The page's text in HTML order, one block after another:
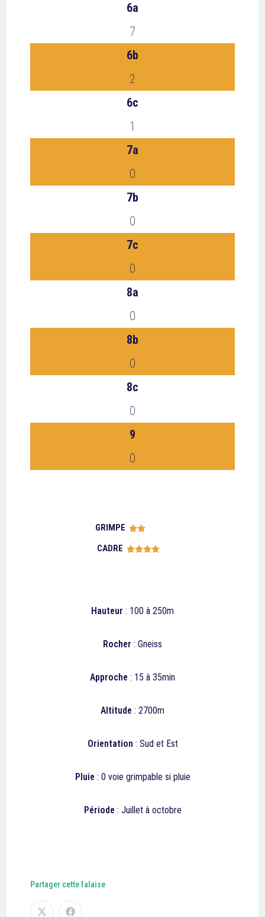
6a
7
6b
2
6c
1
7a
0
7b
0
7c
0
8a
0
8b
0
8c
0
9
0
GRIMPE 
CADRE 
Hauteur : 100 à 250m
Rocher : Gneiss
Approche : 15 à 35min
Altitude : 2700m
Orientation : Sud et Est
Pluie : 0 voie grimpable si pluie
Période : Juillet à octobre
Partager cette falaise